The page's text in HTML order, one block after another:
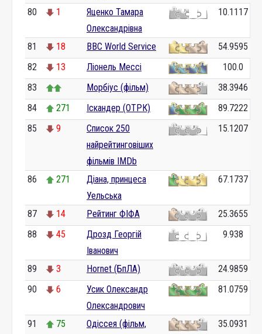
80 1
Яценко Тамара
Олександрівна
10.1117
81 18 BBC World Service
54.9595
82
13 Ліонель Мессі
100.0
83
Морбіус (фільм)
38.3946
84
271 Іскандер (ОТРК)
89.7222
85
9
Список 250
найрейтинговіших
фільмів IMDb
15.1207
86 271
Діана, принцеса
Уельська
67.1737
87 14 Рейтинг ФІФА
25.3655
88
45
Дрозд Георгій
Іванович
9.938
89 3 Hornet (БпЛА)
24.9859
90
6
Усик Олександр
Олександрович
81.0759
91 75 Одіссея (фільм, 35.0931